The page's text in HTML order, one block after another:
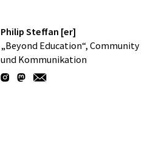
Philip Steffan [er]
„Beyond Education“, Community
und Kommunikation